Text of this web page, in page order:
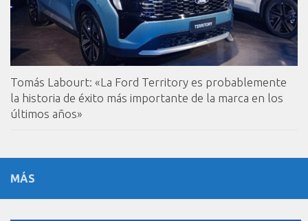
Tomás Labourt: «La Ford Territory es probablemente
la historia de éxito más importante de la marca en los
últimos años»
MÁS